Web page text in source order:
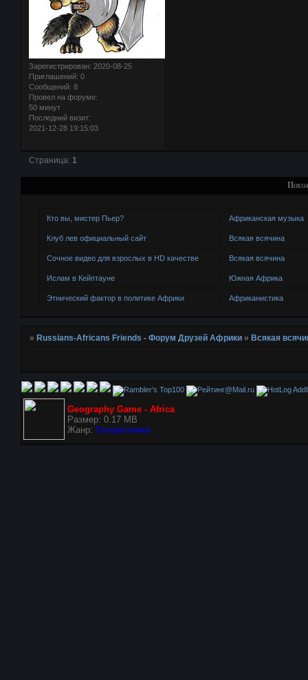
Зарегистрирован: 2020-08-25
Приглашений: 0
Сообщений: 8
Провел на форуме:
50 минут
Последний визит:
2021-12-28 19:15:03
Страница: 1
Кто вы, мистер Пьер? Африканская музыка
Клуб лев официальный сайт Всякая всячина
Сочное видео для взрослых в HD качестве Всякая всячина
Ислам в Кейптауне Южная Африка
Этнический фактор в политике Африки Африканистика
»Russians-Africans Friends - Форум Друзей Африки »Всякая
Geography Game - Africa
Размер: 0.17 MB
Жанр: Головоломки